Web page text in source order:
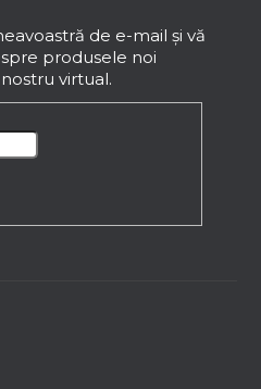
de e-mail şi vă
produsele noi
virtual.